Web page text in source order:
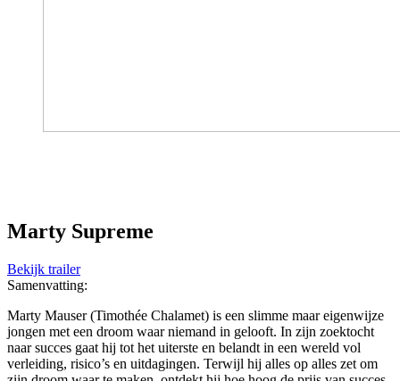
Marty Supreme
Bekijk trailer
Samenvatting:
Marty Mauser (Timothée Chalamet) is een slimme maar eigenwijze
jongen met een droom waar niemand in gelooft. In zijn zoektocht
naar succes gaat hij tot het uiterste en belandt in een wereld vol
verleiding, risico’s en uitdagingen. Terwijl hij alles op alles zet om